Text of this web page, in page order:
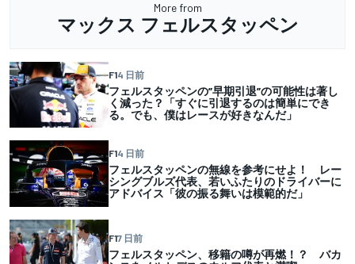
More from
マックス フェルスタッペン
F14 日前
フェルスタッペンの”早期引退”の可能性は著し
く減った？「すぐに引退するのは簡単にでき
る。でも、僕はレースが好きなんだ」
F14 日前
フェルスタッペンの無線を参考にせよ！ レー
シングブルズ代表、若いふたりのドライバーに
アドバイス「彼の振る舞いは模範的だ」
F17 日前
フェルスタッペン、移籍の噂が再燃！？ バカ